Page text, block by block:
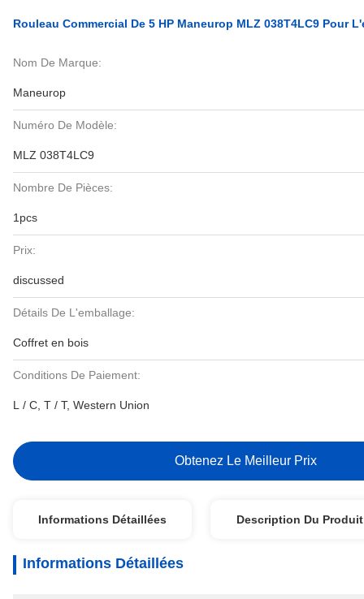
Rouleau Commercial De 5 HP Maneurop MLZ 038T4LC9 Pour
Nom De Marque:
Maneurop
Numéro De Modèle:
MLZ 038T4LC9
Nombre De Pièces:
1pcs
Prix:
discussed
Détails De L'emballage:
Coffret en bois
Conditions De Paiement:
L / C, T / T, Western Union
Obtenez Le Meilleur Prix
Informations Détaillées Description Du Produit
Informations Détaillées